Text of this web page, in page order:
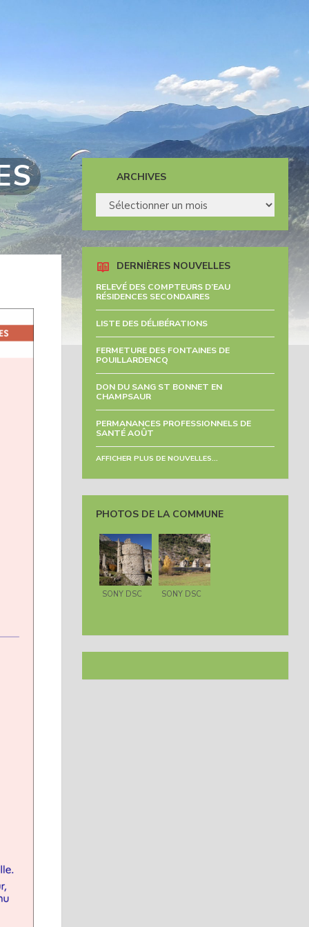
ARCHIVES
ARCHIVES
DERNIÈRES NOUVELLES
RELEVÉ DES COMPTEURS D’EAU
RÉSIDENCES SECONDAIRES
LISTE DES DÉLIBÉRATIONS
FERMETURE DES FONTAINES DE
POUILLARDENCQ
DON DU SANG ST BONNET EN
CHAMPSAUR
PERMANANCES PROFESSIONNELS DE
SANTÉ AOÛT
AFFICHER PLUS DE NOUVELLES...
PHOTOS DE LA COMMUNE
SONY DSC SONY DSC